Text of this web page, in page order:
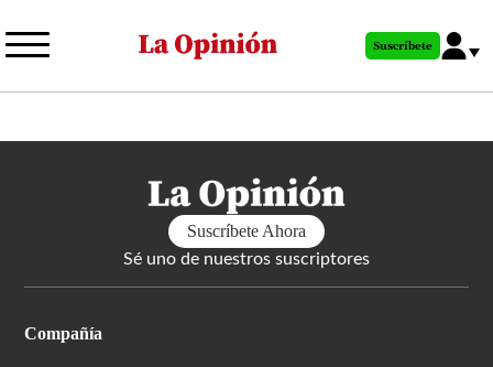
al
principal
Suscríbete
Suscríbete Ahora
Sé uno de nuestros suscriptores
Compañía